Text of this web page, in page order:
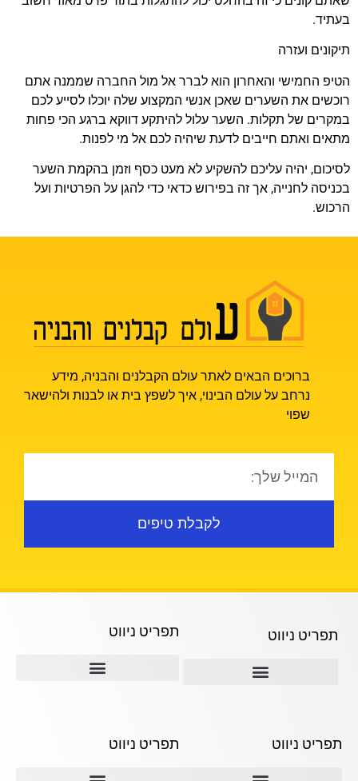
בעתיד.
תיקונים ועזרה
הטיפ החמישי והאחרון הוא לברר אל מול החברה שממנה אתם
רוכשים את השערים שאכן אנשי המקצוע שלה יוכלו לסייע לכם
במקרים של תקלות. השער עלול להיתקע דווקא ברגע הכי פחות
מתאים ואתם חייבים לדעת שיהיה לכם אל מי לפנות.
לסיכום, יהיה עליכם להשקיע לא מעט כסף וזמן בהקמת השער
בכניסה לחנייה, אך זה בפירוש כדאי כדי להגן על הפרטיות ועל
הרכוש.
ברוכים הבאים לאתר עולם הקבלנים והבניה, מידע
נרחב על עולם הבינוי, איך לשפץ בית או לבנות ולהישאר
שפוי
לקבלת טיפים
תפריט ניווט תפריט ניווט
תפריט ניווט תפריט ניווט